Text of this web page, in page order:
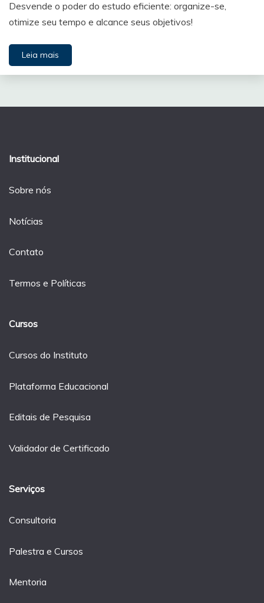
Desvende o poder do estudo eficiente: organize-se,
otimize seu tempo e alcance seus objetivos!
Leia mais
Institucional
Sobre nós
Notícias
Contato
Termos e Políticas
Cursos
Cursos do Instituto
Plataforma Educacional
Editais de Pesquisa
Validador de Certificado
Serviços
Consultoria
Palestra e Cursos
Mentoria